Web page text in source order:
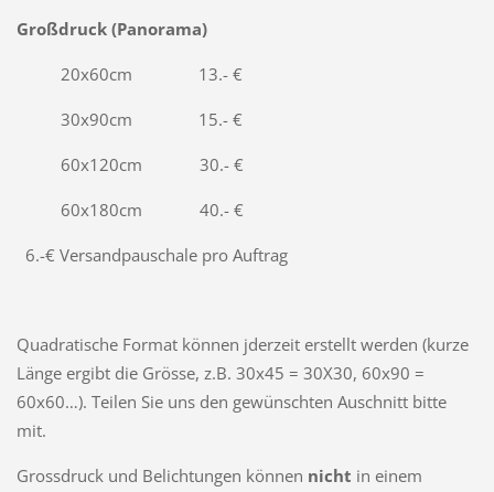
Großdruck (Panorama)
20x60cm 13.- €
30x90cm 15.- €
60x120cm 30.- €
60x180cm 40.- €
6.-€ Versandpauschale pro Auftrag
Quadratische Format können jderzeit erstellt werden (kurze
Länge ergibt die Grösse, z.B. 30x45 = 30X30, 60x90 =
60x60…). Teilen Sie uns den gewünschten Auschnitt bitte
mit.
Grossdruck und Belichtungen können nicht in einem